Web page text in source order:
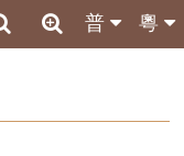
粵
普